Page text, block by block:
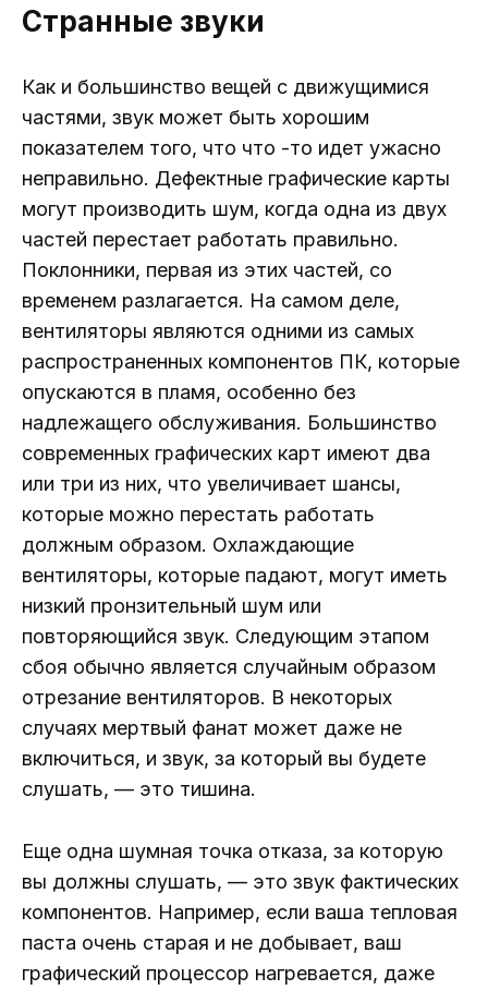
Странные звуки
Как и большинство вещей с движущимися
частями, звук может быть хорошим
показателем того, что что -то идет ужасно
неправильно. Дефектные графические карты
могут производить шум, когда одна из двух
частей перестает работать правильно.
Поклонники, первая из этих частей, со
временем разлагается. На самом деле,
вентиляторы являются одними из самых
распространенных компонентов ПК, которые
опускаются в пламя, особенно без
надлежащего обслуживания. Большинство
современных графических карт имеют два
или три из них, что увеличивает шансы,
которые можно перестать работать
должным образом. Охлаждающие
вентиляторы, которые падают, могут иметь
низкий пронзительный шум или
повторяющийся звук. Следующим этапом
сбоя обычно является случайным образом
отрезание вентиляторов. В некоторых
случаях мертвый фанат может даже не
включиться, и звук, за который вы будете
слушать, — это тишина.
Еще одна шумная точка отказа, за которую
вы должны слушать, — это звук фактических
компонентов. Например, если ваша тепловая
паста очень старая и не добывает, ваш
графический процессор нагревается, даже